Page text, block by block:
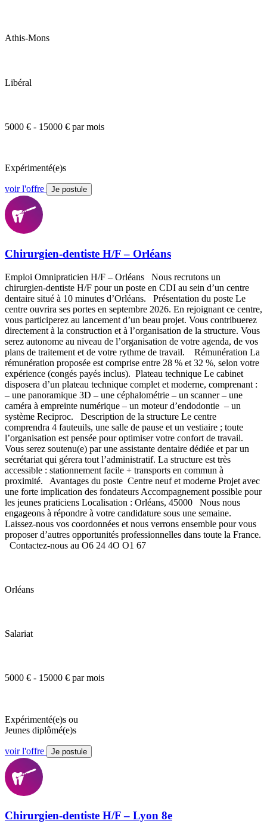
Athis-Mons
Libéral
5000 € - 15000 € par mois
Expérimenté(e)s
voir l'offre Je postule
Chirurgien-dentiste H/F – Orléans
Emploi Omnipraticien H/F – Orléans Nous recrutons un
chirurgien-dentiste H/F pour un poste en CDI au sein d’un centre
dentaire situé à 10 minutes d’Orléans. Présentation du poste Le
centre ouvrira ses portes en septembre 2026. En rejoignant ce centre,
vous participerez au lancement d’un beau projet. Vous contribuerez
directement à la construction et à l’organisation de la structure. Vous
serez autonome au niveau de l’organisation de votre agenda, de vos
plans de traitement et de votre rythme de travail. Rémunération La
rémunération proposée est comprise entre 28 % et 32 %, selon votre
expérience (congés payés inclus). Plateau technique Le cabinet
disposera d’un plateau technique complet et moderne, comprenant :
– une panoramique 3D – une céphalométrie – un scanner – une
caméra à empreinte numérique – un moteur d’endodontie – un
système Reciproc. Description de la structure Le centre
comprendra 4 fauteuils, une salle de pause et un vestiaire ; toute
l’organisation est pensée pour optimiser votre confort de travail.
Vous serez soutenu(e) par une assistante dentaire dédiée et par un
secrétariat qui gérera tout l’administratif. La structure est très
accessible : stationnement facile + transports en commun à
proximité. Avantages du poste Centre neuf et moderne Projet avec
une forte implication des fondateurs Accompagnement possible pour
les jeunes praticiens Localisation : Orléans, 45000 Nous nous
engageons à répondre à votre candidature sous une semaine.
Laissez-nous vos coordonnées et nous verrons ensemble pour vous
proposer d’autres opportunités professionnelles dans toute la France.
Contactez-nous au O6 24 4O O1 67
Orléans
Salariat
5000 € - 15000 € par mois
Expérimenté(e)s ou
Jeunes diplômé(e)s
voir l'offre Je postule
Chirurgien-dentiste H/F – Lyon 8e